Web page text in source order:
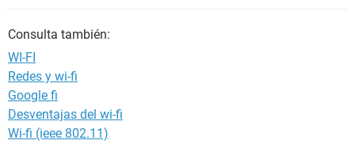
Consulta también:
WI-FI
Redes y wi-fi
Google fi
Desventajas del wi-fi
Wi-fi (ieee 802.11)